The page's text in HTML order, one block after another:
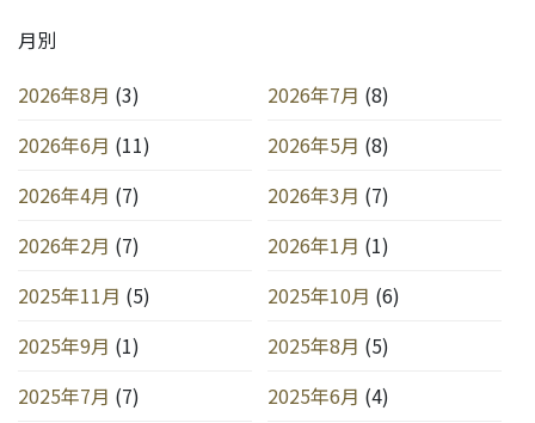
月別
2026年8月 (3) 2026年7月 (8)
2026年6月 (11) 2026年5月 (8)
2026年4月 (7) 2026年3月 (7)
2026年2月 (7) 2026年1月 (1)
2025年11月 (5) 2025年10月 (6)
2025年9月 (1) 2025年8月 (5)
2025年7月 (7) 2025年6月 (4)